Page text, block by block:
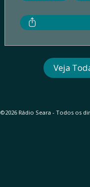
Veja
©2026 Rádio Seara - Todos os